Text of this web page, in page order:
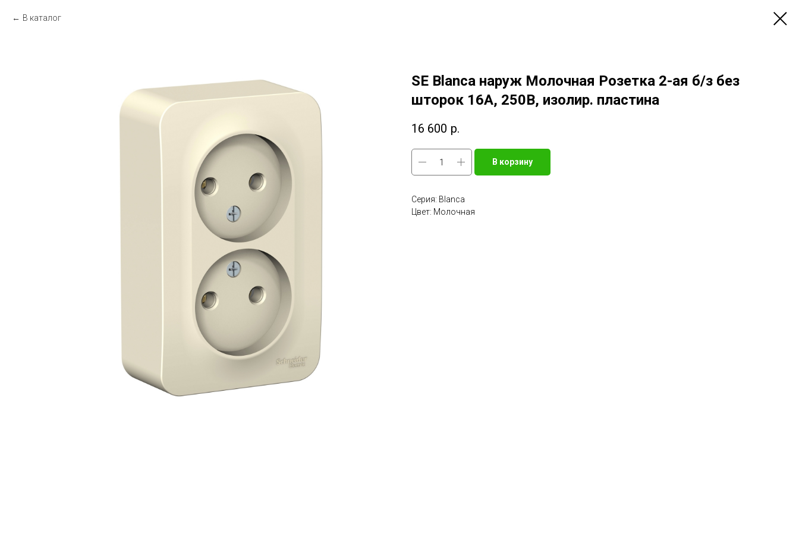
В каталог
SE Blanca наруж Молочная Розетка 2-ая б/з без
шторок 16А, 250В, изолир. пластина
16 600 р.
В корзину
Серия: Blanca
Цвет: Молочная